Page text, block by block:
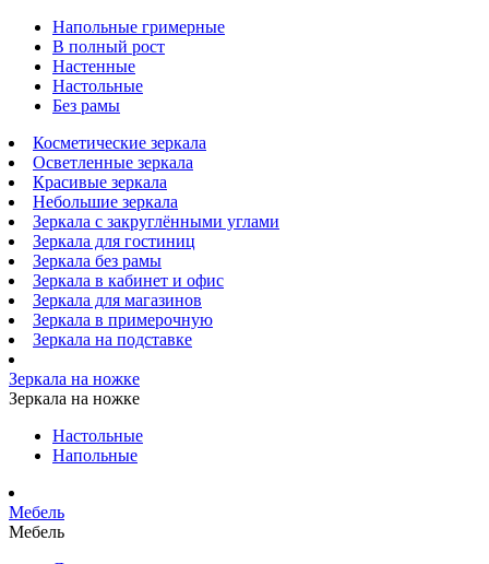
Напольные гримерные
В полный рост
Настенные
Настольные
Без рамы
Косметические зеркала
Осветленные зеркала
Красивые зеркала
Небольшие зеркала
Зеркала с закруглёнными углами
Зеркала для гостиниц
Зеркала без рамы
Зеркала в кабинет и офис
Зеркала для магазинов
Зеркала в примерочную
Зеркала на подставке
Зеркала на ножке
Зеркала на ножке
Настольные
Напольные
Мебель
Мебель